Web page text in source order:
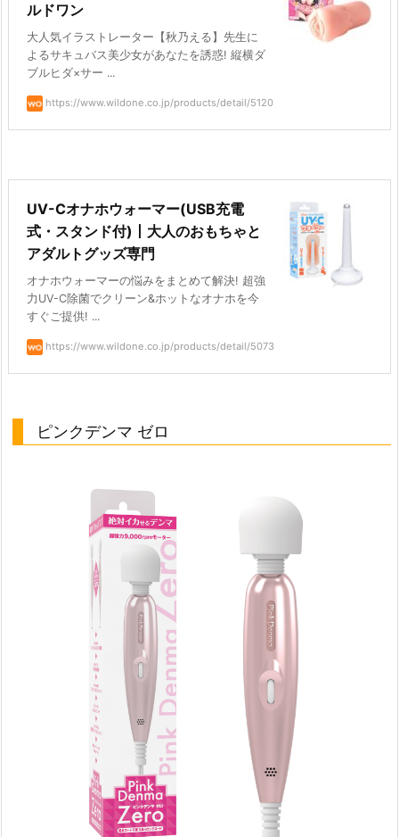
ルドワン
大人気イラストレーター【秋乃える】先生に
よるサキュバス美少女があなたを誘惑! 縦横ダ
ブルヒダ×サー ...
https://www.wildone.co.jp/products/detail/5120
UV-Cオナホウォーマー(USB充電
式・スタンド付)丨大人のおもちゃと
アダルトグッズ専門
オナホウォーマーの悩みをまとめて解決! 超強
力UV-C除菌でクリーン&ホットなオナホを今
すぐご提供! ...
https://www.wildone.co.jp/products/detail/5073
ピンクデンマ ゼロ